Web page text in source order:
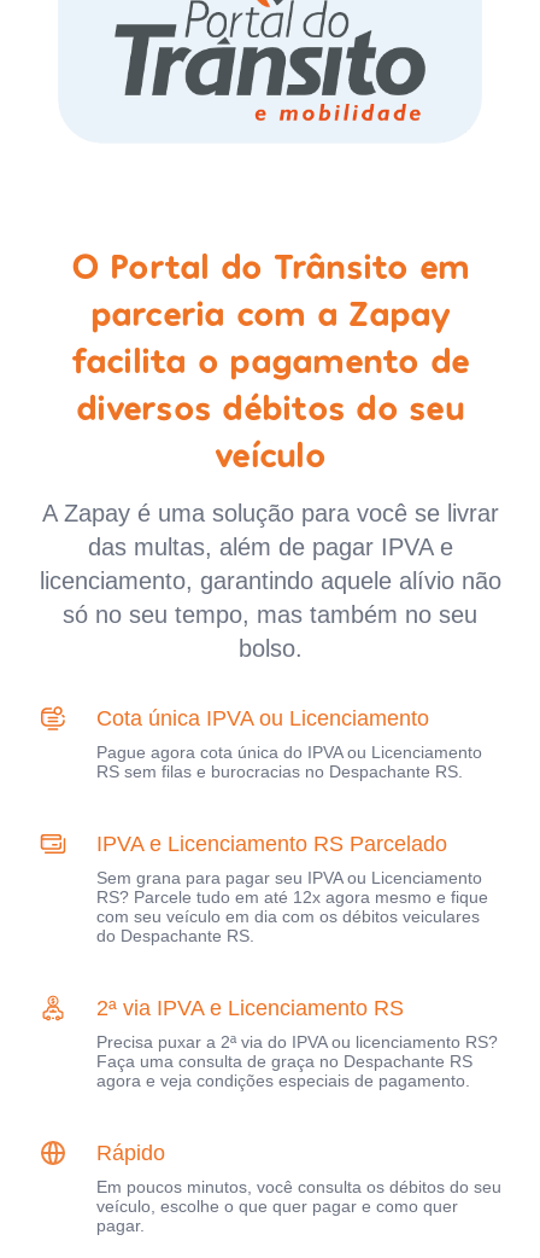
O Portal do Trânsito em
parceria com a Zapay
facilita o pagamento de
diversos débitos do seu
veículo
A Zapay é uma solução para você se livrar
das multas, além de pagar IPVA e
licenciamento, garantindo aquele alívio não
só no seu tempo, mas também no seu
bolso.
Cota única IPVA ou Licenciamento
Pague agora cota única do IPVA ou Licenciamento
RS sem filas e burocracias no Despachante RS.
IPVA e Licenciamento RS Parcelado
Sem grana para pagar seu IPVA ou Licenciamento
RS? Parcele tudo em até 12x agora mesmo e fique
com seu veículo em dia com os débitos veiculares
do Despachante RS.
2ª via IPVA e Licenciamento RS
Precisa puxar a 2ª via do IPVA ou licenciamento RS?
Faça uma consulta de graça no Despachante RS
agora e veja condições especiais de pagamento.
Rápido
Em poucos minutos, você consulta os débitos do seu
veículo, escolhe o que quer pagar e como quer
pagar.